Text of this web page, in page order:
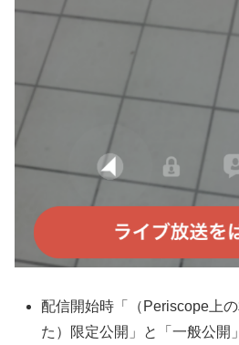
配信開始時「（Periscope上
た）限定公開」と「一般公開